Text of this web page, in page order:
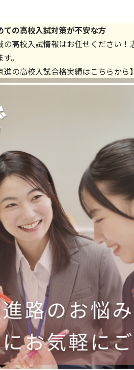
ての高校入試対策が不安な方
の高校入試情報はお任せください！
。
進の高校入試合格実績はこちらから】